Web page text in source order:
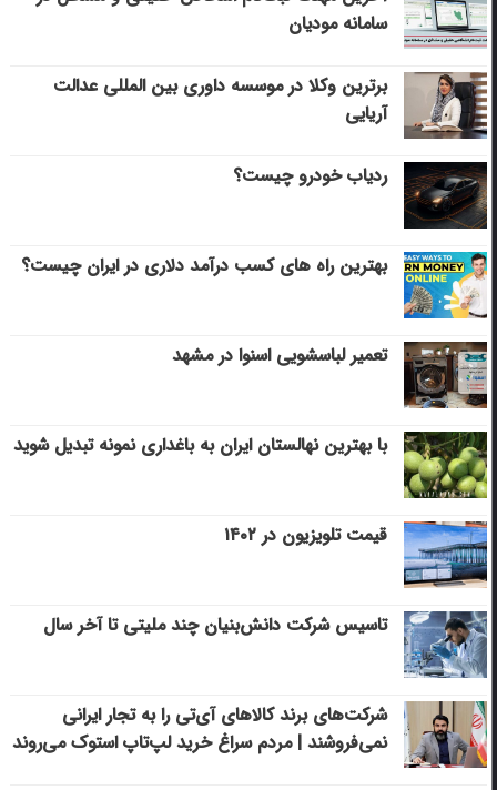
سامانه مودیان
برترین وکلا در موسسه داوری بین المللی عدالت
آریایی
ردیاب خودرو چیست؟
بهترین راه های کسب درآمد دلاری در ایران چیست؟
تعمیر لباسشویی اسنوا در مشهد
با بهترین نهالستان ایران به باغداری نمونه تبدیل شوید
قیمت تلویزیون در ۱۴۰۲
تاسیس شرکت دانش‌بنیان چند ملیتی تا آخر سال
شرکت‌های برند کالاهای آی‌تی را به تجار ایرانی
نمی‌فروشند | مردم سراغ خرید لپ‌تاپ استوک می‌روند